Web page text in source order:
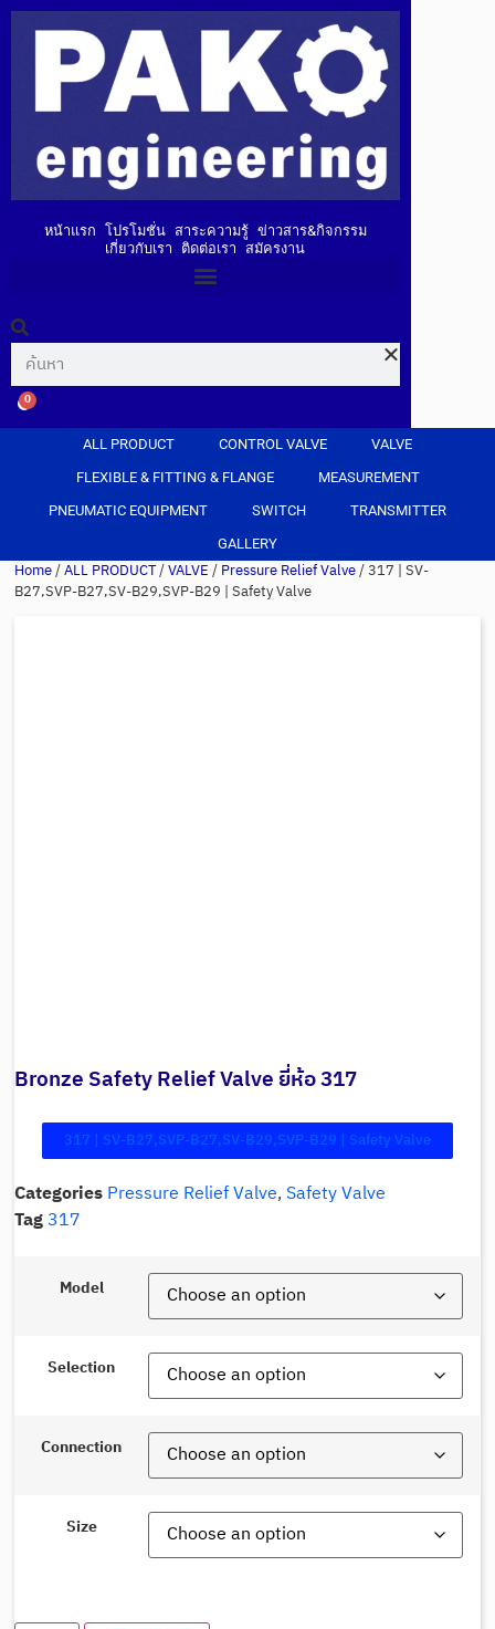
หน้าแรก โปรโมชั่น สาระความรู้ ข่าวสาร&กิจกรรม
เกี่ยวกับเรา
ติดต่อเรา สมัครงาน
0
ALL PRODUCT CONTROL VALVE
VALVE
FLEXIBLE & FITTING & FLANGE
MEASUREMENT
PNEUMATIC EQUIPMENT
SWITCH
TRANSMITTER
GALLERY
Home/ALL PRODUCT/VALVE/Pressure Relief Valve/ 317 | SV-
B27,SVP-B27,SV-B29,SVP-B29 | Safety Valve
Bronze Safety Relief Valve ยี่ห้อ 317
317 | SV-B27,SVP-B27,SV-B29,SVP-B29 | Safety Valve
CategoriesPressure Relief Valve,Safety Valve
Tag317
Model
Selection
Connection
Size